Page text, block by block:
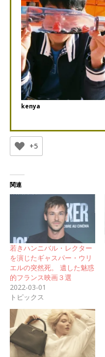
kenya
+5
関連
若きハンニバル・レクター
を演じたギャスパー・ウリ
エルの突然死。 遺した魅惑
的フランス映画３選
2022-03-01
トピックス